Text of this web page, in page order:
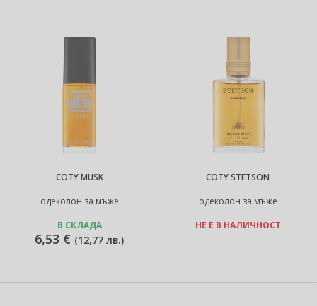
COTY MUSK
одеколон за мъже
В СКЛАДА
6,53 € (12,77 лв.)
COTY STETSON
одеколон за мъже
НЕ Е В НАЛИЧНОСТ